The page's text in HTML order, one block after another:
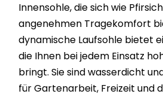
Innensohle, die sich wie
angenehmen Tragekomfort
dynamische Laufsohle bietet
die Ihnen bei jedem Einsatz
bringt. Sie sind wasserdicht
für Gartenarbeit, Freizeit und